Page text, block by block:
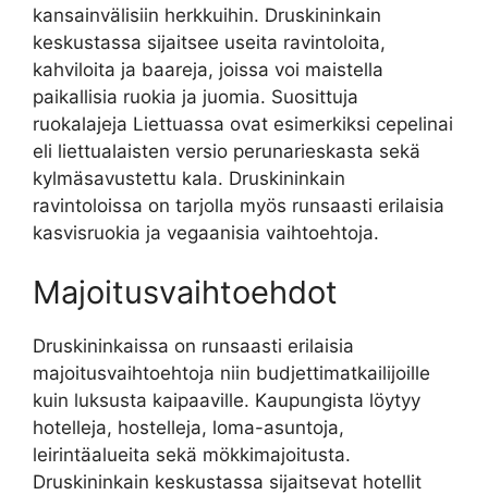
kansainvälisiin herkkuihin. Druskininkain
keskustassa sijaitsee useita ravintoloita,
kahviloita ja baareja, joissa voi maistella
paikallisia ruokia ja juomia. Suosittuja
ruokalajeja Liettuassa ovat esimerkiksi cepelinai
eli liettualaisten versio perunarieskasta sekä
kylmäsavustettu kala. Druskininkain
ravintoloissa on tarjolla myös runsaasti erilaisia
kasvisruokia ja vegaanisia vaihtoehtoja.
Majoitusvaihtoehdot
Druskininkaissa on runsaasti erilaisia
majoitusvaihtoehtoja niin budjettimatkailijoille
kuin luksusta kaipaaville. Kaupungista löytyy
hotelleja, hostelleja, loma-asuntoja,
leirintäalueita sekä mökkimajoitusta.
Druskininkain keskustassa sijaitsevat hotellit